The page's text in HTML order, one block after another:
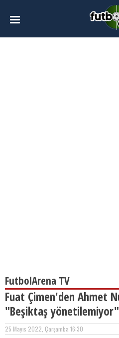
FutbolArena TV
Fuat Çimen'den Ahmet
"Beşiktaş yönetilemiyor"
25 Mayıs 2022, Çarşamba 16:30